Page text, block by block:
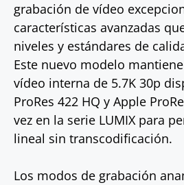
grabación de vídeo
características avanzadas
niveles y estándares de
Este nuevo modelo
vídeo interna de 5.7K 30p
ProRes 422 HQ y Apple
vez en la serie LUMIX para
lineal sin transcodificación.
Los modos de grabación